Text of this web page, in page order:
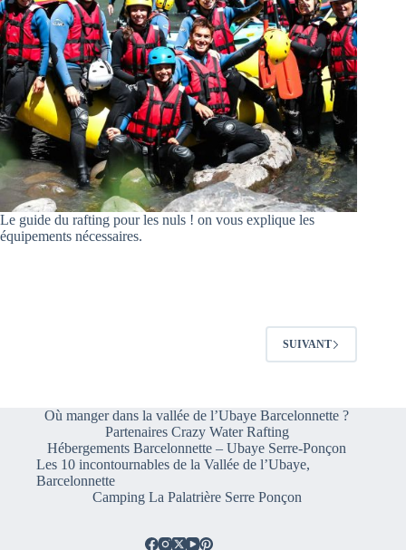
Le guide du rafting pour les nuls ! on vous explique les
équipements nécessaires.
SUIVANT
Où manger dans la vallée de l’Ubaye Barcelonnette ?
Partenaires Crazy Water Rafting
Hébergements Barcelonnette – Ubaye Serre-Ponçon
Les 10 incontournables de la Vallée de l’Ubaye,
Barcelonnette
Camping La Palatrière Serre Ponçon